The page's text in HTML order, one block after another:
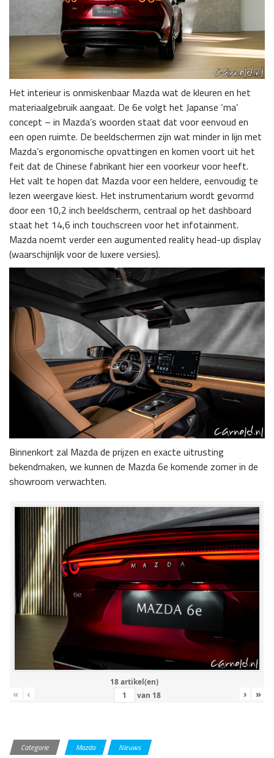
Het interieur is onmiskenbaar Mazda wat de kleuren en het
materiaalgebruik aangaat. De 6e volgt het Japanse ‘ma’
concept – in Mazda’s woorden staat dat voor eenvoud en
een open ruimte. De beeldschermen zijn wat minder in lijn met
Mazda’s ergonomische opvattingen en komen voort uit het
feit dat de Chinese fabrikant hier een voorkeur voor heeft.
Het valt te hopen dat Mazda voor een heldere, eenvoudig te
lezen weergave kiest. Het instrumentarium wordt gevormd
door een 10,2 inch beeldscherm, centraal op het dashboard
staat het 14,6 inch touchscreen voor het infotainment.
Mazda noemt verder een augumented reality head-up display
(waarschijnlijk voor de luxere versies).
Binnenkort zal Mazda de prijzen en exacte uitrusting
bekendmaken, we kunnen de Mazda 6e komende zomer in de
showroom verwachten.
18 artikel(en)
« ‹ van 18 › »
Categorie Mazda Nieuws